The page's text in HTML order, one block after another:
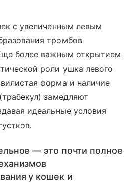
с увеличенным левым
тромбов
более важным открытием
роли ушка левого
форма и наличие
замедляют
идеальные условия
— это почти полное
у кошек и